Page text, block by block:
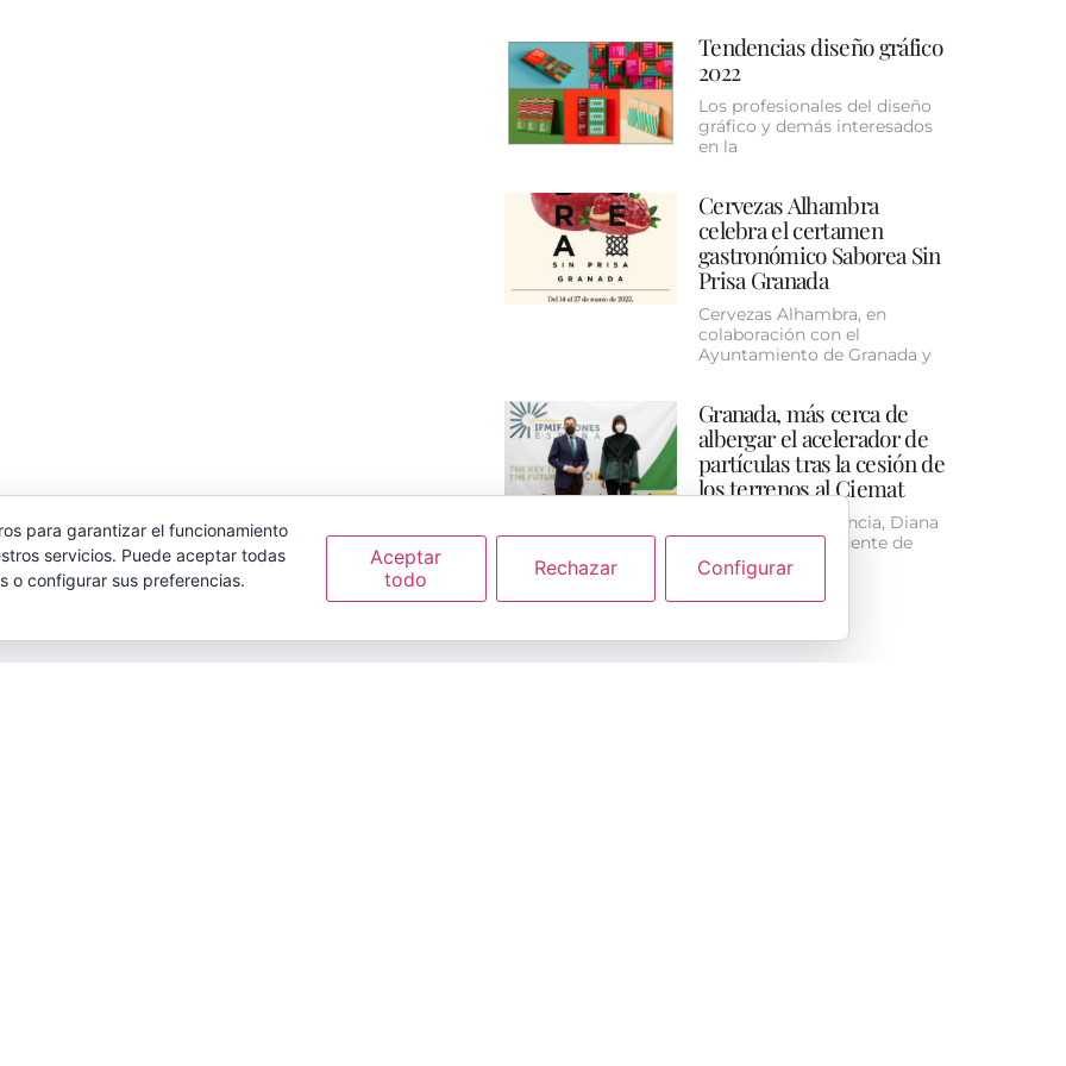
Tendencias diseño gráfico
2022
Los profesionales del diseño
gráfico y demás interesados
en la
Cervezas Alhambra
celebra el certamen
gastronómico Saborea Sin
Prisa Granada
Cervezas Alhambra, en
colaboración con el
Ayuntamiento de Granada y
Granada, más cerca de
albergar el acelerador de
partículas tras la cesión de
los terrenos al Ciemat
La ministra de Ciencia, Diana
Morant, y el presidente de
para garantizar el funcionamiento
servicios. Puede aceptar todas
o configurar sus preferencias.
Aceptar
todo
Rechazar Configurar